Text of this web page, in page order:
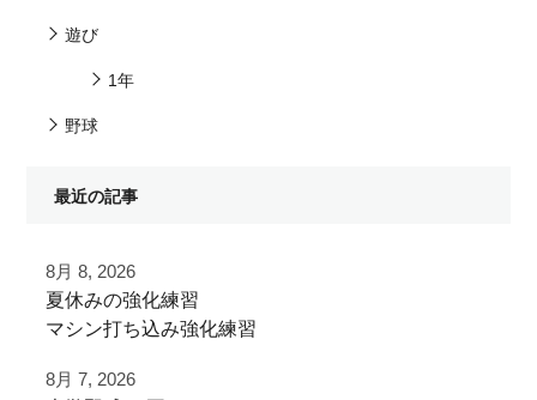
遊び
1年
野球
最近の記事
8月 8, 2026
夏休みの強化練習
マシン打ち込み強化練習
チーム練習が終わったあとに
8月 7, 2026